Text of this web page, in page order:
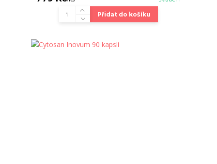
Přidat do košíku